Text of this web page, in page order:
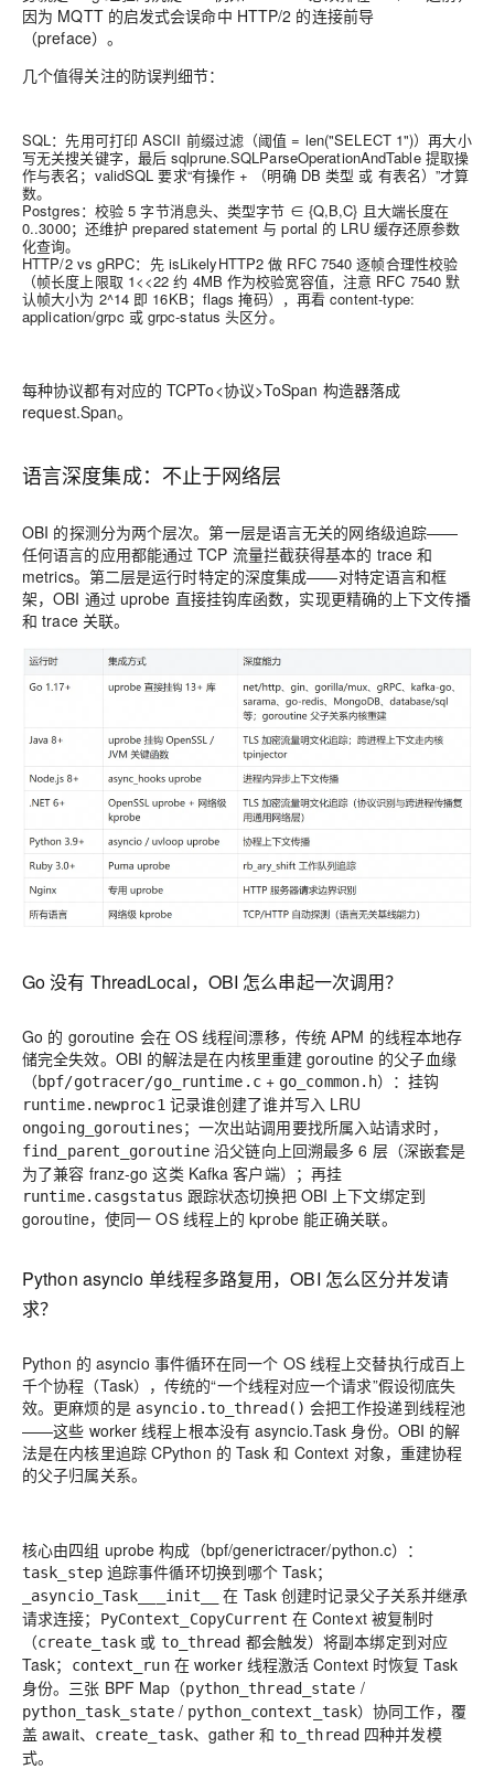
因为 MQTT 的启发式会误命中 HTTP/2 的连接前导
（preface）。
几个值得关注的防误判细节：
SQL：先用可打印 ASCII 前缀过滤（阈值 = len("SELECT 1")）再大小
写无关搜关键字，最后 sqlprune.SQLParseOperationAndTable 提取操
作与表名；validSQL 要求“有操作 + （明确 DB 类型 或 有表名）”才算
数。
Postgres：校验 5 字节消息头、类型字节 ∈ {Q,B,C} 且大端长度在
0..3000；还维护 prepared statement 与 portal 的 LRU 缓存还原参数
化查询。
HTTP/2 vs gRPC：先 isLikelyHTTP2 做 RFC 7540 逐帧合理性校验
（帧长度上限取 1<<22 约 4MB 作为校验宽容值，注意 RFC 7540 默
认帧大小为 2^14 即 16KB；flags 掩码），再看 content-type:
application/grpc 或 grpc-status 头区分。
每种协议都有对应的 TCPTo<协议>ToSpan 构造器落成
request.Span。
语言深度集成：不止于网络层
OBI 的探测分为两个层次。第一层是语言无关的网络级追踪——
任何语言的应用都能通过 TCP 流量拦截获得基本的 trace 和
metrics。 第二层是运行时特定的深度集成——对特定语言和框
架，OBI 通过 uprobe 直接挂钩库函数，实现更精确的上下文传播
和 trace 关联。
Go 没有 ThreadLocal，OBI 怎么串起一次调用？
Go 的 goroutine 会在 OS 线程间漂移，传统 APM 的线程本地存
储完全失效。OBI 的解法是在内核里重建 goroutine 的父子血缘
（bpf/gotracer/go_runtime.c+ go_common.h）：挂钩
runtime.newproc1 记录谁创建了谁并写入 LRU
ongoing_goroutines；一次出站调用要找所属入站请求时，
find_parent_goroutine 沿父链向上回溯最多 6 层（深嵌套是
为了兼容 franz-go 这类 Kafka 客户端）；再挂
runtime.casgstatus 跟踪状态切换把 OBI 上下文绑定到
goroutine，使同一 OS 线程上的 kprobe 能正确关联。
Python asyncio 单线程多路复用，OBI 怎么区分并发请
求？
Python 的 asyncio 事件循环在同一个 OS 线程上交替执行成百上
千个协程（Task），传统的“一个线程对应一个请求”假设彻底失
效。更麻烦的是 asyncio.to_thread() 会把工作投递到线程池
——这些 worker 线程上根本没有 asyncio.Task 身份。OBI 的解
法是在内核里追踪 CPython 的 Task 和 Context 对象，重建协程
的父子归属关系。
核心由四组 uprobe 构成（bpf/generictracer/python.c）：
task_step追踪事件循环切换到哪个 Task；
_asyncio_Task___init__
在 Task 创建时记录父子关系并继承
请求连接；
PyContext_CopyCurrent 在 Context 被复制时
（create_task 或 to_thread 都会触发）将副本绑定到对应
Task；
context_run在 worker 线程激活 Context 时恢复 Task
身份。三张 BPF Map（python_thread_state /
python_task_state/ python_context_task）协同工作，覆
盖 await、
create_task、gather 和to_thread四种并发模
式。